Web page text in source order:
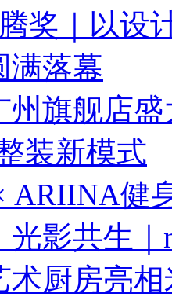
奖｜以设
满落幕
州旗舰店
装新模式
ARIINA健
影共生
术厨房亮